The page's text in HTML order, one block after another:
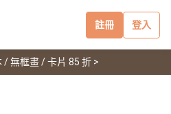
註冊 登入
/ 無框畫 / 卡片 85 折 >